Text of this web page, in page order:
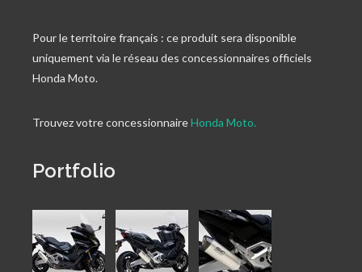
Pour le territoire français : ce produit sera disponible
uniquement via le réseau des concessionnaires officiels
Honda Moto.
Trouvez votre concessionnaireHonda Moto.
Portfolio